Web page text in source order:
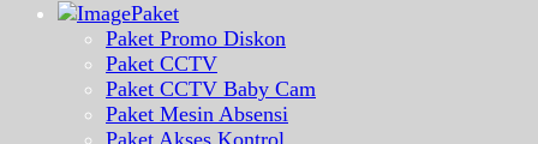
Paket
Paket Promo Diskon
Paket CCTV
Paket CCTV Baby Cam
Paket Mesin Absensi